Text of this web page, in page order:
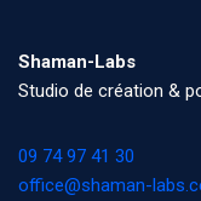
Shaman-Labs
Studio de création &
09 74 97 41 30
office@shaman-